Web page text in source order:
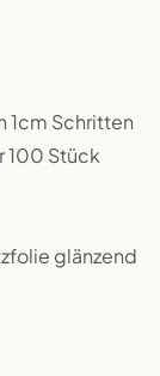
1cm Schritten
100 Stück
glänzend